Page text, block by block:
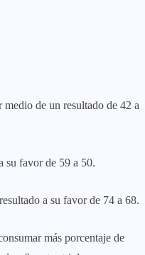
medio de un resultado de 42 a
su favor de 59 a 50.
a su favor de 74 a 68.
más porcentaje de